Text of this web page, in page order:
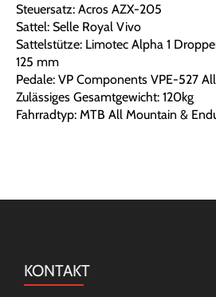
Steuersatz: Acros AZX-205
Sattel: Selle Royal Vivo
Sattelstütze: Limotec Alpha 1
125 mm
Pedale: VP Components VPE-527
Zulässiges Gesamtgewicht: 120kg
Fahrradtyp: MTB All Mountain &
KONTAKT